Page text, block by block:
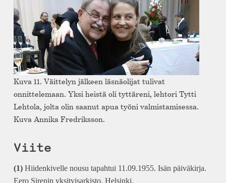
Kuva 11. Väittelyn jälkeen läsnäolijat tulivat
onnittelemaan. Yksi heistä oli tyttäreni, lehtori Tytti
Lehtola, jolta olin saanut apua työni valmistamisessa.
Kuva Annika Fredriksson.
Viite
(1)Hiidenkivelle nousu tapahtui 11.09.1955. Isän päiväkirja.
Eero Sirenin yksityisarkisto. Helsinki.